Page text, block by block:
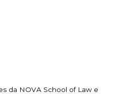
da NOVA School of Law e